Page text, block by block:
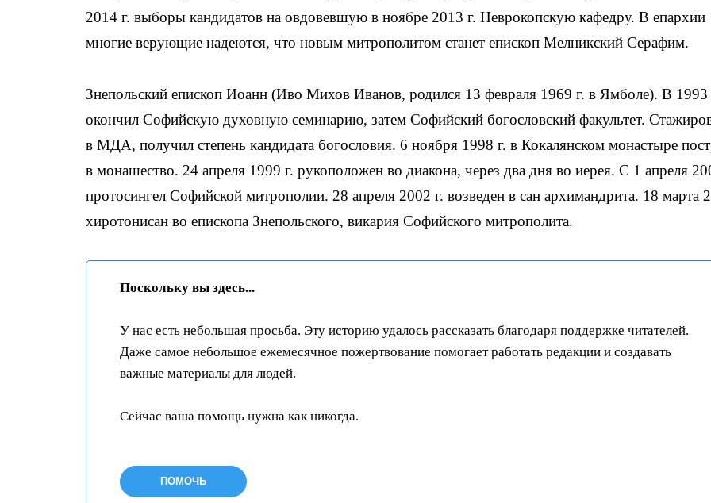
2014 г. выборы кандидатов на овдовевшую в ноябре 2013 г. Неврокопскую кафедру. В епархии
многие верующие надеются, что новым митрополитом станет епископ Мелникский Серафим.
Знепольский епископ Иоанн (Иво Михов Иванов, родился 13 февраля 1969 г. в Ямболе). В 1993
окончил Софийскую духовную семинарию, затем Софийский богословский факультет.
в МДА, получил степень кандидата богословия. 6 ноября 1998 г. в Кокалянском монастыре
в монашество. 24 апреля 1999 г. рукоположен во диакона, через два дня во иерея. С 1 апреля
протосингел Софийской митрополии. 28 апреля 2002 г. возведен в сан архимандрита. 18 марта
хиротонисан во епископа Знепольского, викария Софийского митрополита.
Поскольку вы здесь...
У нас есть небольшая просьба. Эту историю удалось рассказать благодаря поддержке читателей.
Даже самое небольшое ежемесячное пожертвование помогает работать редакции и создавать
важные материалы для людей.
Сейчас ваша помощь нужна как никогда.
ПОМОЧЬ